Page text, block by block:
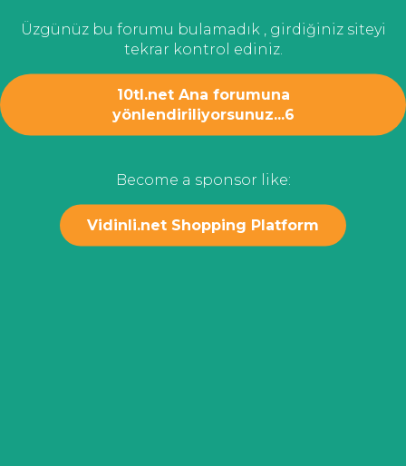
Üzgünüz bu forumu bulamadık , girdiğiniz siteyi
tekrar kontrol ediniz.
10tl.net Ana forumuna
yönlendiriliyorsunuz...6
Become a sponsor like:
Vidinli.net Shopping Platform